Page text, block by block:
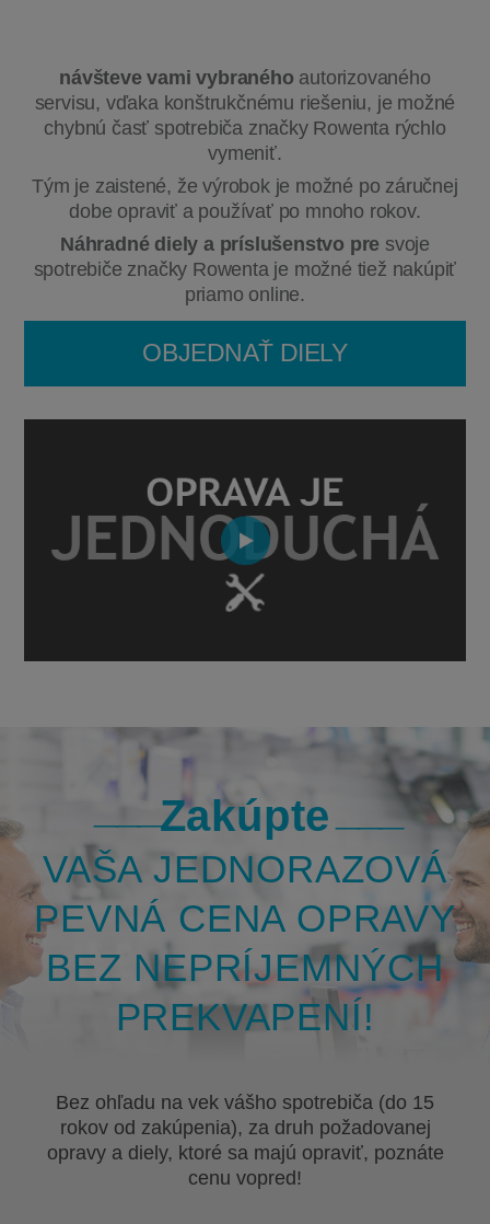
návšteve vami vybraného autorizovaného
servisu, vďaka konštrukčnému riešeniu, je možné
chybnú časť spotrebiča značky Rowenta rýchlo
vymeniť.
Tým je zaistené, že výrobok je možné po záručnej
dobe opraviť a používať po mnoho rokov.
Náhradné diely a príslušenstvo pre svoje
spotrebiče značky Rowenta je možné tiež nakúpiť
priamo online.
OBJEDNAŤ DIELY
Zakúpte
VAŠA JEDNORAZOVÁ
PEVNÁ CENA OPRAVY
BEZ NEPRÍJEMNÝCH
PREKVAPENÍ!
Bez ohľadu na vek vášho spotrebiča (do 15
rokov od zakúpenia), za druh požadovanej
opravy a diely, ktoré sa majú opraviť, poznáte
cenu vopred!